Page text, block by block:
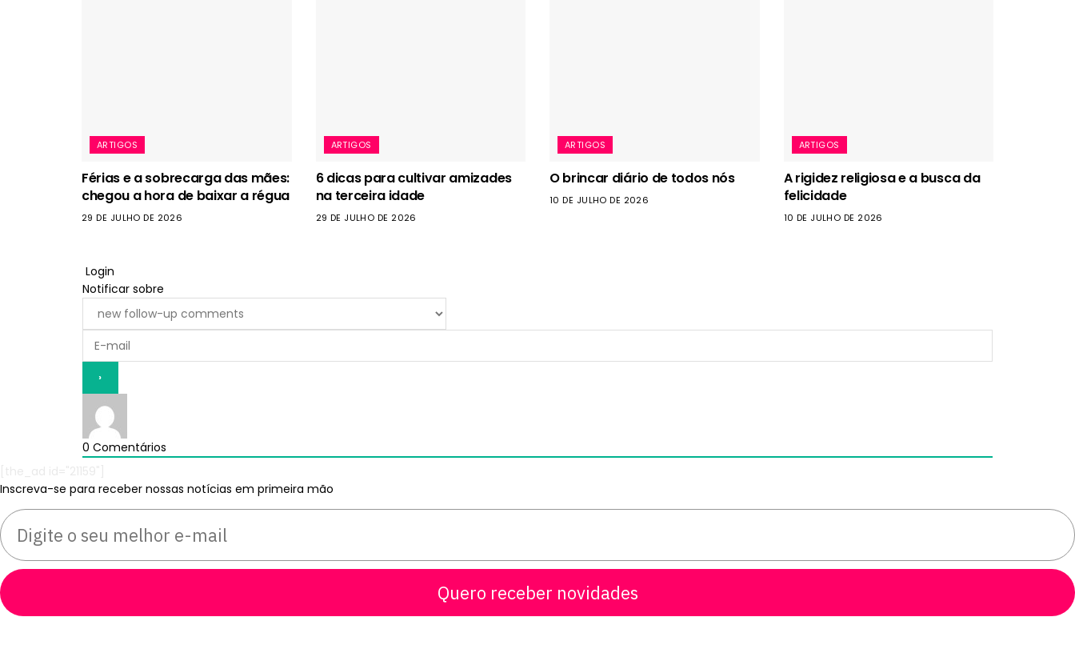
ARTIGOS
Férias e a sobrecarga das mães:
chegou a hora de baixar a régua
29 DE JULHO DE 2026
ARTIGOS
6 dicas para cultivar amizades
na terceira idade
29 DE JULHO DE 2026
ARTIGOS
O brincar diário de todos nós
10 DE JULHO DE 2026
ARTIGOS
A rigidez religiosa e a busca da
felicidade
10 DE JULHO DE 2026
Login
Notificar sobre
0 Comentários
Inscreva-se para receber nossas notícias em primeira mão
Quero receber novidades